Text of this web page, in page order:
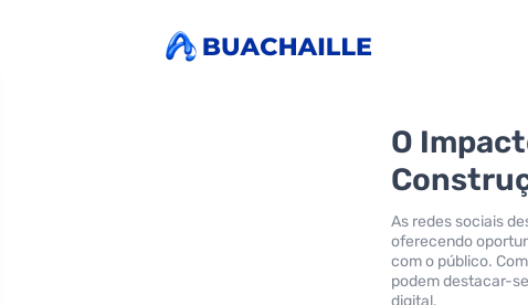
O
As redes sociais
oferecendo
com o público.
podem destacar-
digital.